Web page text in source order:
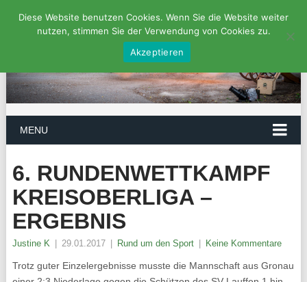
MENU
6. RUNDENWETTKAMPF
KREISOBERLIGA –
ERGEBNIS
Justine K 29.01.2017 Rund um den Sport Keine Kommentare
Trotz guter Einzelergebnisse musste die Mannschaft aus Gronau
Diese Website benutzen Cookies. Wenn Sie die Website weiter
nutzen, stimmen Sie der Verwendung von Cookies zu.
Akzeptieren